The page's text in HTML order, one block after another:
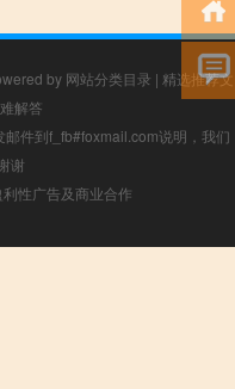
by 网站分类目录 | 精选推荐文
解答
件到f_fb#foxmail.com说明，我们
谢
性广告及商业合作